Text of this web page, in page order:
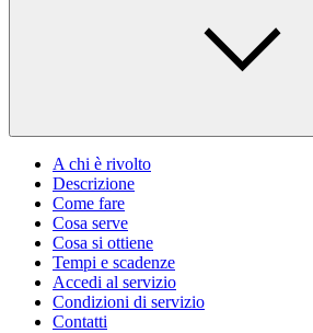
A chi è rivolto
Descrizione
Come fare
Cosa serve
Cosa si ottiene
Tempi e scadenze
Accedi al servizio
Condizioni di servizio
Contatti